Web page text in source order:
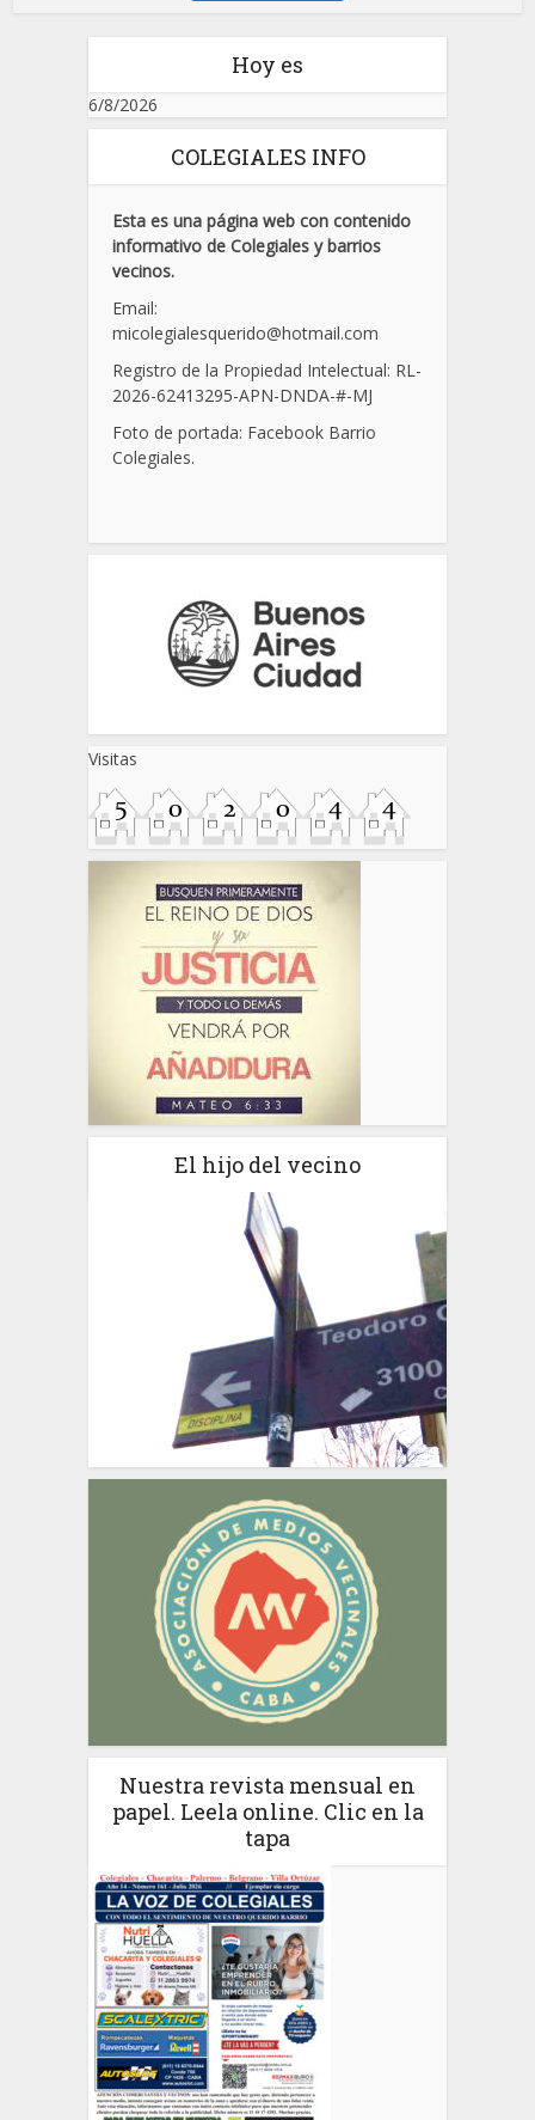
Hoy es
6/8/2026
COLEGIALES INFO
Esta es una página web con contenido
informativo de Colegiales y barrios
vecinos.
Email:
micolegialesquerido@hotmail.com
Registro de la Propiedad Intelectual: RL-
2026-62413295-APN-DNDA-#-MJ
Foto de portada: Facebook Barrio
Colegiales.
Visitas
El hijo del vecino
Nuestra revista mensual en
papel. Leela online. Clic en la
tapa